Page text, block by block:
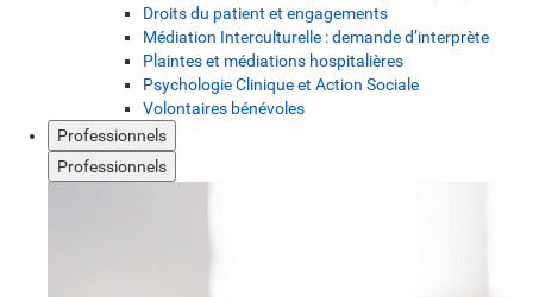
Droits du patient et engagements
Médiation Interculturelle : demande d’interprète
Plaintes et médiations hospitalières
Psychologie Clinique et Action Sociale
Volontaires bénévoles
Professionnels
Professionnels